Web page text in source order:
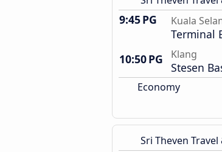
9:45 PG Kuala
Terminal
10:50 PG
Klang
Stesen
Economy
Sri Theven Travel